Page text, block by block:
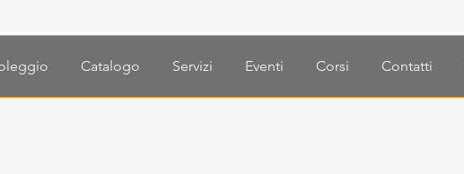
Catalogo Servizi Eventi Corsi Contatti